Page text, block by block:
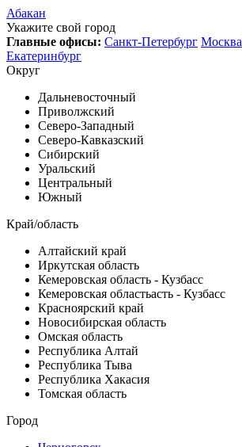
Абакан
Укажите свой город
Главные офисы: Санкт-Петербург Москва
Екатеринбург
Округ
Дальневосточный
Приволжский
Северо-Западный
Северо-Кавказский
Сибирский
Уральский
Центральный
Южный
Край/область
Алтайский край
Иркутская область
Кемеровская область - Кузбасс
Кемеровская областьасть - Кузбасс
Красноярский край
Новосибирская область
Омская область
Республика Алтай
Республика Тыва
Республика Хакасия
Томская область
Город